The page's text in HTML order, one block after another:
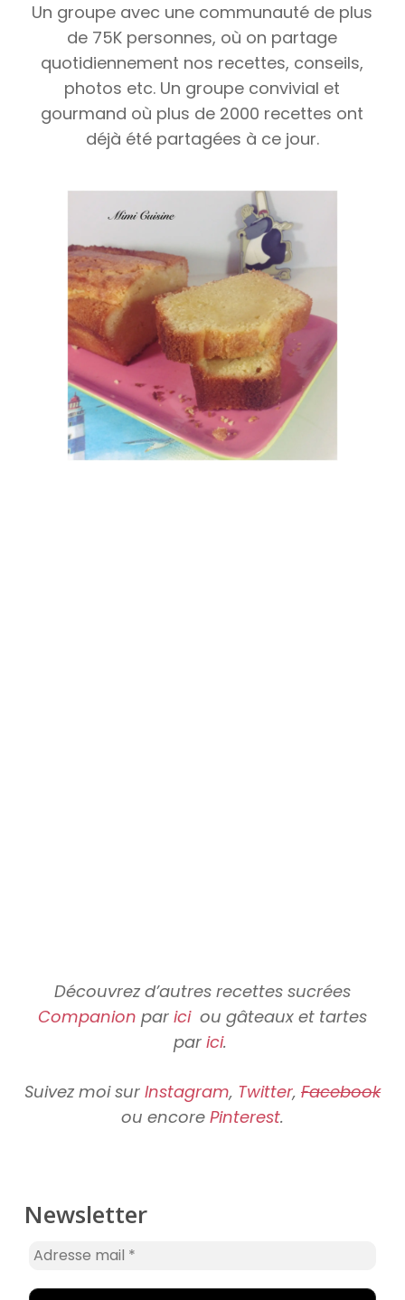
Un groupe avec une communauté de plus
de 75K personnes, où on partage
quotidiennement nos recettes, conseils,
photos etc. Un groupe convivial et
gourmand où plus de 2000 recettes ont
déjà été partagées à ce jour.
Découvrez d’autres recettes sucrées
Companion par iciou gâteaux et tartes
par ici.
Suivez moi sur Instagram, Twitter, Facebook
ou encore Pinterest.
Newsletter